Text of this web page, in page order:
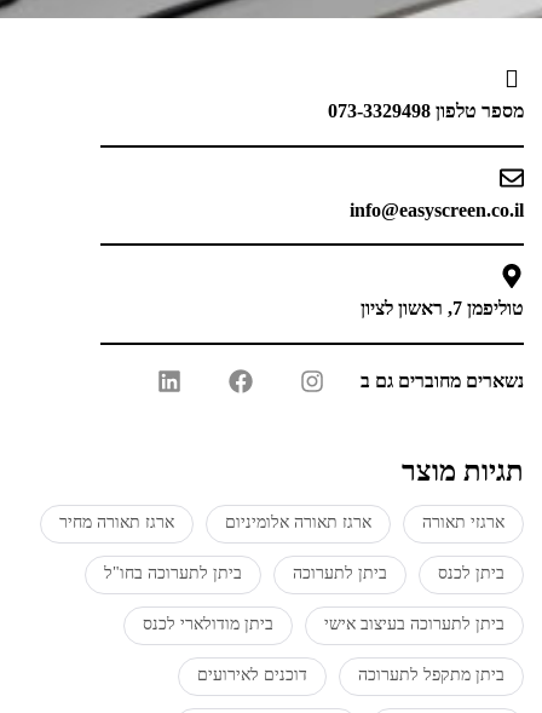
מספר טלפון 073-3329498
info@easyscreen.co.il
טוליפמן 7, ראשון לציון
נשארים מחוברים גם ב
תגיות מוצר
ארגזי תאורה ארגז תאורה אלומיניום ארגז תאורה מחיר
ביתן לכנס ביתן לתערוכה ביתן לתערוכה בחו"ל
ביתן לתערוכה בעיצוב אישי ביתן מודולארי לכנס
ביתן מתקפל לתערוכה דוכנים לאירועים